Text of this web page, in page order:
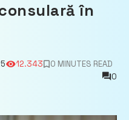
în
12.343
0 MINUTES READ
0